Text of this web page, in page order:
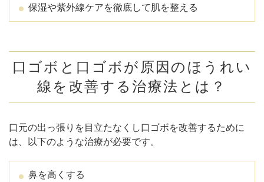
保湿や紫外線ケアを徹底して肌を整える
口ゴボと口ゴボが原因のほうれい
線を改善する治療法とは？
口元の出っ張りを目立たなくし口ゴボを改善するために
は、以下のような治療が必要です。
鼻を高くする